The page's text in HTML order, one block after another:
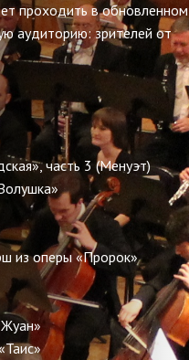
проходить в обновленном
аудиторию: зрителей от
часть 3 (Менуэт)
из оперы «Пророк»